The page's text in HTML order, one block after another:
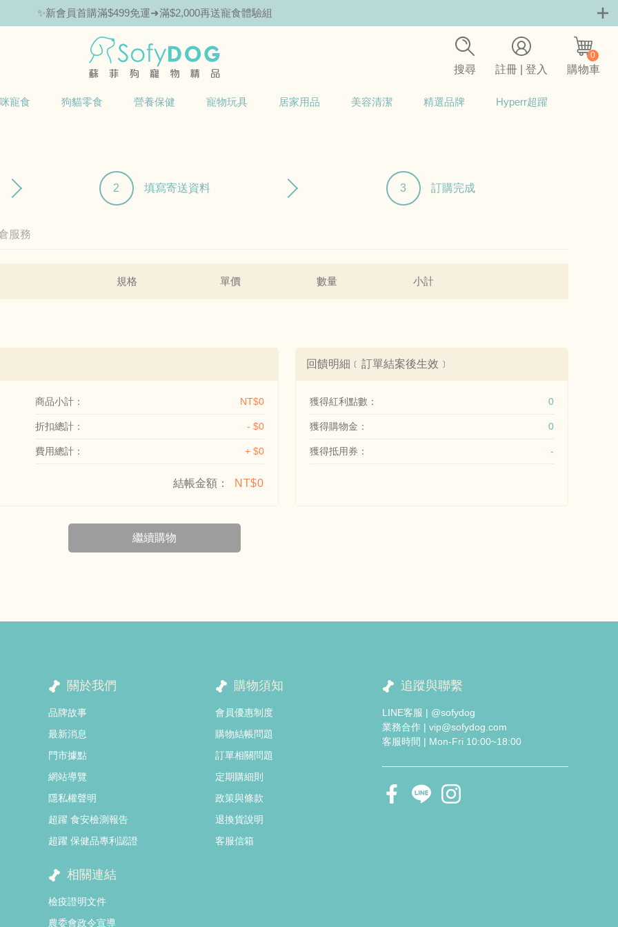
✨新會員首購滿$499免運➜滿$2,000再送寵食體驗組
搜尋 註冊 | 登入
0
購物車
寵食 狗貓零食 營養保健 寵物玩具 居家用品 美容清潔 精選品牌 Hyperr超躍
2 填寫寄送資料 3 訂購完成
服務
規格 單價 數量 小計
商品小計： NT$0
折扣總計： - $0
費用總計： + $0
結帳金額： NT$0
回饋明細﹝訂單結案後生效﹞
獲得紅利點數： 0
獲得購物金： 0
獲得抵用券： -
繼續購物
關於我們
品牌故事
最新消息
門市據點
網站導覽
隱私權聲明
超躍 食安檢測報告
超躍 保健品專利認證
購物須知
會員優惠制度
購物結帳問題
訂單相關問題
定期購細則
政策與條款
退換貨說明
客服信箱
相關連結
檢疫證明文件
農委會政令宣導
追蹤與聯繫
LINE客服 | @sofydog
業務合作 | vip@sofydog.com
客服時間 | Mon-Fri 10:00~18:00